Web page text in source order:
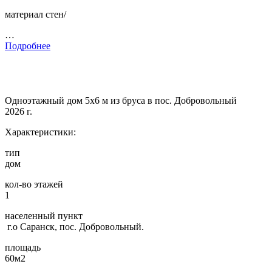
материал стен/
…
Подробнее
Одноэтажный дом 5х6 м из бруса в пос. Добровольный
2026 г.
Характеристики:
тип
дом
кол-во этажей
1
населенный пункт
г.о Саранск, пос. Добровольный.
площадь
60м2